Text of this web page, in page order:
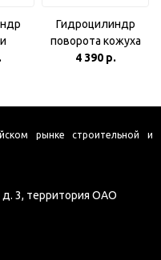
Гидроцилиндр
поворота кожуха
ротора
02.50-32-320
4 390 р.
рынке строительной и
д. 3, территория ОАО